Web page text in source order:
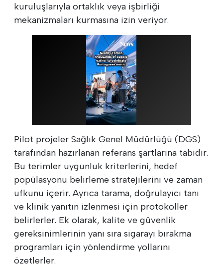
kuruluşlarıyla ortaklık veya işbirliği
mekanizmaları kurmasına izin veriyor.
Pilot projeler Sağlık Genel Müdürlüğü (DGS)
tarafından hazırlanan referans şartlarına tabidir.
Bu terimler uygunluk kriterlerini, hedef
popülasyonu belirleme stratejilerini ve zaman
ufkunu içerir. Ayrıca tarama, doğrulayıcı tanı
ve klinik yanıtın izlenmesi için protokoller
belirlerler. Ek olarak, kalite ve güvenlik
gereksinimlerinin yanı sıra sigarayı bırakma
programları için yönlendirme yollarını
özetlerler.